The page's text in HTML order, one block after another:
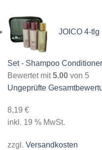
JOICO 4-
Set - Shampoo
Bewertet mit5.00 von 5
Ungeprüfte
8,19 €
inkl. 19 % MwSt.
zzgl. Versandkosten